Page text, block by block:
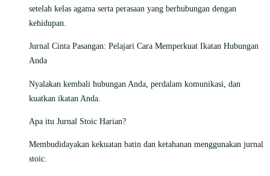
setelah kelas agama serta perasaan yang berhubungan dengan
kehidupan.
Jurnal Cinta Pasangan: Pelajari Cara Memperkuat Ikatan Hubungan
Anda
Nyalakan kembali hubungan Anda, perdalam komunikasi, dan
kuatkan ikatan Anda.
Apa itu Jurnal Stoic Harian?
Membudidayakan kekuatan batin dan ketahanan menggunakan jurnal
stoic.